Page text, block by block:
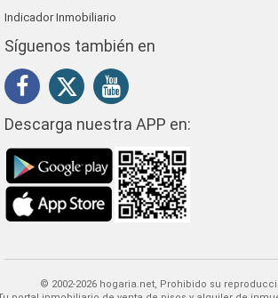
Indicador Inmobiliario
Síguenos también en
Descarga nuestra APP en:
© 2002-2026 hogaria.net, Prohibido su